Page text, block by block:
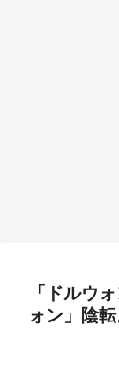
「ドルウ
ォン」陰転